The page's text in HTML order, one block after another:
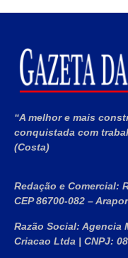
“A melhor e mais
conquistada com
(Costa)
Redação e Comercial:
CEP 86700-082 –
Razão Social: Agencia
Criacao Ltda | CNPJ: